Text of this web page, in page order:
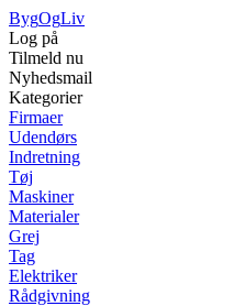
BygOgLiv
Log på
Tilmeld nu
Nyhedsmail
Kategorier
Firmaer
Udendørs
Indretning
Tøj
Maskiner
Materialer
Grej
Tag
Elektriker
Rådgivning